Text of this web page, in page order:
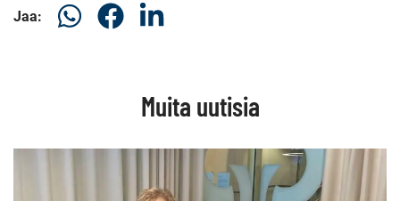
Jaa:
Jaa
WhatsApissa
Jaa
Facebookissa
Jaa
Muita uutisia